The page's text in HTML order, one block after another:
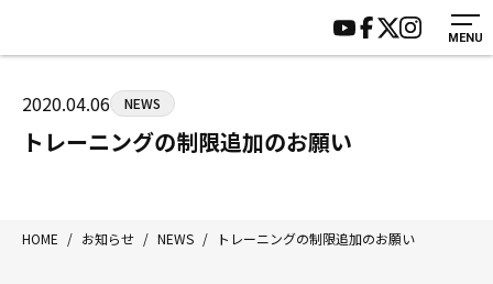
MENU
HOME
ジムについて
トレーニング
入会案内
施設紹介
会員様の声
サポーター募集
2020.04.06 NEWS
トレーニングの制限追加のお願い
HOME / お知らせ / NEWS / トレーニングの制限追加のお願い